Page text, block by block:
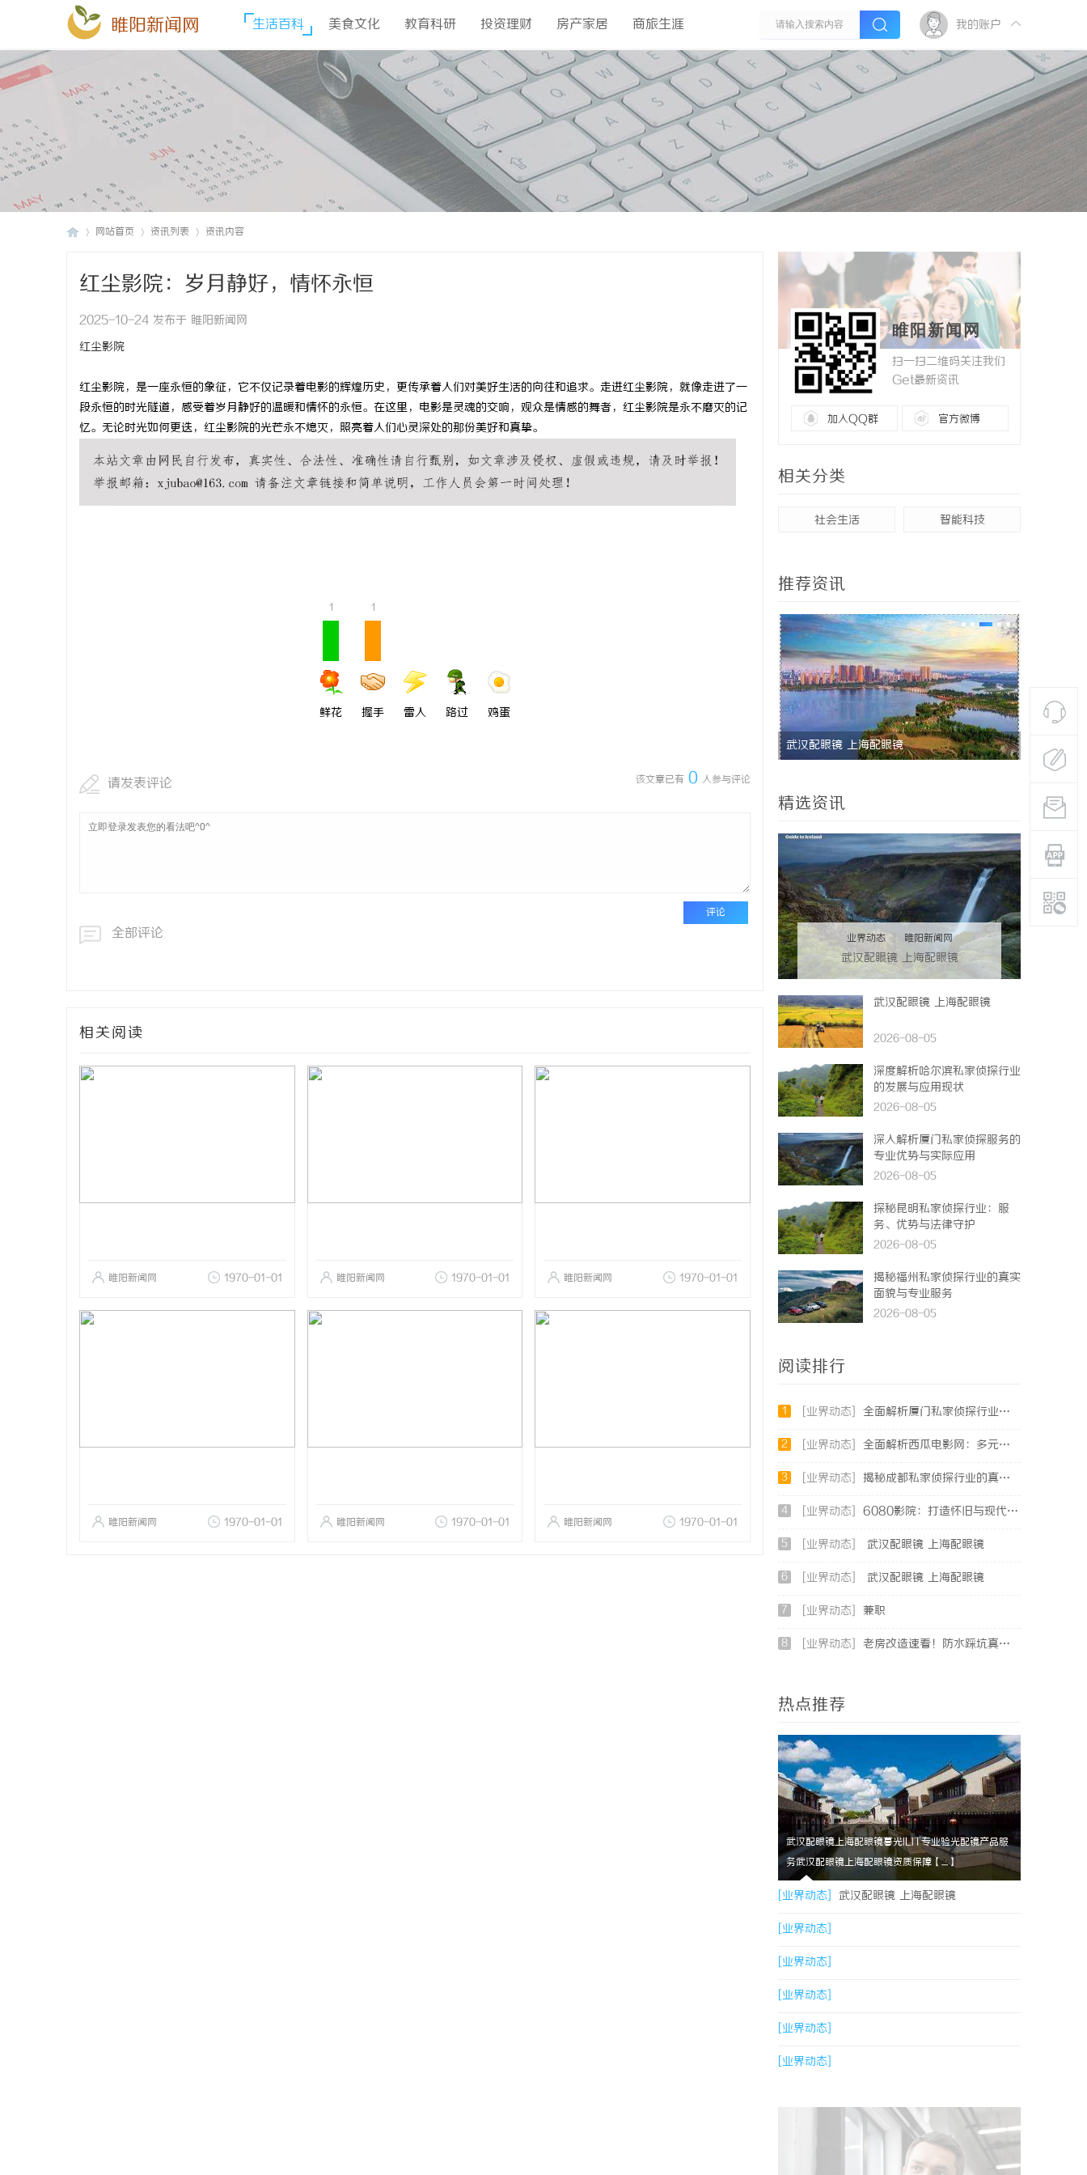
睢阳新闻网 生活百科 美食文化 教育科研 投资理财 房产家居 商旅生涯 我的账户
网站首页 资讯列表 资讯内容
红尘影院：岁月静好，情怀永恒
2025-10-24 发布于 睢阳新闻网
红尘影院
红尘影院，是一座永恒的象征，它不仅记录着电影的辉煌历史，更传承着人们对美好生活的向往和追求。走进红尘影院，就像走进了一
段永恒的时光隧道，感受着岁月静好的温暖和情怀的永恒。在这里，电影是灵魂的交响，观众是情感的舞者，红尘影院是永不磨灭的记
忆。无论时光如何更迭，红尘影院的光芒永不熄灭，照亮着人们心灵深处的那份美好和真挚。
1
鲜花
1
握手 雷人 路过 鸡蛋
该文章已有 0 人参与评论
请发表评论
评论
全部评论
相关阅读
睢阳新闻网 1970-01-01 睢阳新闻网 1970-01-01 睢阳新闻网 1970-01-01
睢阳新闻网 1970-01-01 睢阳新闻网 1970-01-01 睢阳新闻网 1970-01-01
睢阳新闻网
扫一扫二维码关注我们
Get最新资讯
加入QQ群 官方微博
相关分类
社会生活 智能科技
推荐资讯
武汉配眼镜 上海配眼镜 配件系列
精选资讯
业界动态 睢阳新闻网
武汉配眼镜 上海配眼镜
武汉配眼镜 上海配眼镜
2026-08-05
深度解析哈尔滨私家侦探行业
的发展与应用现状
2026-08-05
深入解析厦门私家侦探服务的
专业优势与实际应用
2026-08-05
探秘昆明私家侦探行业：服
务、优势与法律守护
2026-08-05
揭秘福州私家侦探行业的真实
面貌与专业服务
2026-08-05
阅读排行
1 [业界动态] 全面解析厦门私家侦探行业的现状与发展趋势
2 [业界动态] 全面解析西瓜电影网：多元影视资源的理想选择
3 [业界动态] 揭秘成都私家侦探行业的真实面貌与服务价值
4 [业界动态] 6080影院：打造怀旧与现代影视体验的最佳选择
5 [业界动态] 武汉配眼镜 上海配眼镜
6 [业界动态] 武汉配眼镜 上海配眼镜
7 [业界动态] 兼职
8 [业界动态] 老房改造速看！防水踩坑真的会让你邻里反目
热点推荐
武汉配眼镜上海配眼镜暮光ILIT专业验光配镜产品服
务武汉配眼镜上海配眼镜资质保障【....】
[业界动态] 武汉配眼镜 上海配眼镜
[业界动态]
[业界动态]
[业界动态]
[业界动态]
[业界动态]